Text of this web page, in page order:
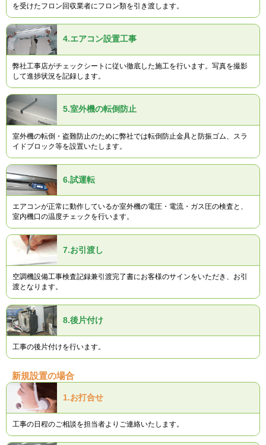
を受けたフロン回収業者にフロン類を引き渡します。
4.エアコン設置工事
弊社工事店がチェックシートに従い徹底した施工を行います。写真を撮影
して進捗状況を記録します。
5.室外機の転倒防止
室外機の転倒・盗難防止のために弊社では転倒防止金具と防振ゴム、スラ
イドブロック等を設置いたします。
6.試運転
エアコンが正常に動作しているか室外機の電圧・電流・ガス圧の検査と、
室内機口の温度チェックを行います。
7.お引渡し
空調機設備工事検査記録兼引渡完了書にお客様のサインをいただき、お引
渡となります。
8.後片付け
工事の後片付けを行います。
新規設置の場合
1.お打合せ
工事の日程のご相談を担当者よりご連絡いたします。